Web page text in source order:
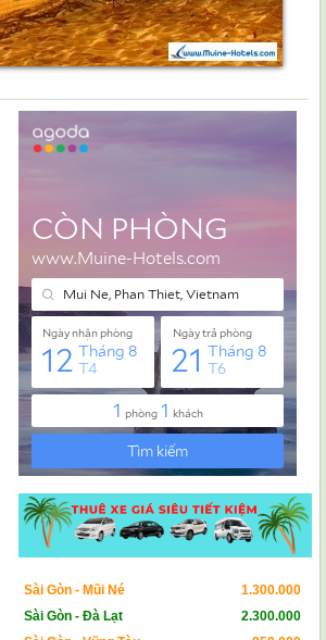
Sài Gòn - Mũi Né
1.300.000
Sài Gòn - Đà Lạt
2.300.000